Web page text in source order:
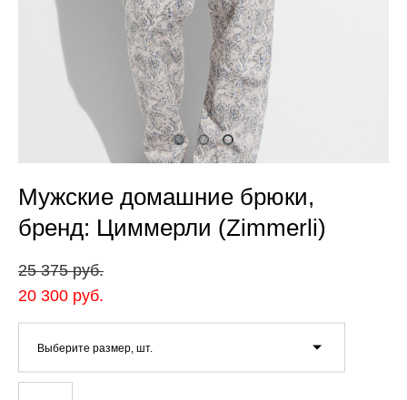
Мужские домашние брюки,
бренд: Циммерли (Zimmerli)
25 375 pуб.
20 300 pуб.
Выберите размер, шт.